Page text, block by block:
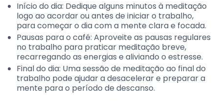
Início do dia: Dedique alguns minutos à meditação
logo ao acordar ou antes de iniciar o trabalho,
para começar o dia com a mente clara e focada.
Pausas para o café: Aproveite as pausas regulares
no trabalho para praticar meditação breve,
recarregando as energias e aliviando o estresse.
Final do dia: Uma sessão de meditação ao final do
trabalho pode ajudar a desacelerar e preparar a
mente para o período de descanso.